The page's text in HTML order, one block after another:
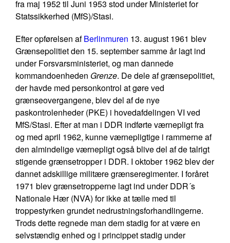
fra maj 1952 til Juni 1953 stod under Ministeriet for
Statssikkerhed (MfS)/Stasi.
Efter opførelsen afBerlinmuren 13. august 1961 blev
Grænsepolitiet den 15. september samme år lagt ind
under Forsvarsministeriet, og man dannede
kommandoenheden Grenze. De dele af grænsepolitiet,
der havde med personkontrol at gøre ved
grænseovergangene, blev del af de nye
paskontrolenheder (PKE) i hovedafdelingen VI ved
MfS/Stasi. Efter at man i DDR indførte værnepligt fra
og med april 1962, kunne værnepligtige i rammerne af
den almindelige værnepligt også blive del af de talrigt
stigende grænsetropper i DDR. I oktober 1962 blev der
dannet adskillige militære grænseregimenter. I foråret
1971 blev grænsetropperne lagt ind under DDR´s
Nationale Hær (NVA) for ikke at tælle med til
troppestyrken grundet nedrustningsforhandlingerne.
Trods dette regnede man dem stadig for at være en
selvstændig enhed og i princippet stadig under